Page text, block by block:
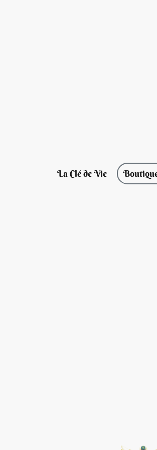
La Clé de Vie